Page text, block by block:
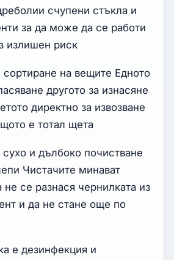
счупени стъкла и
за да може да се работи
излишен риск
сортиране на вещите Едното
другото за изнасяне
директно за извозване
е тотал щета
сухо и дълбоко почистване
Чистачите минават
се разнася чернилката из
и да не стане още по
е дезинфекция и